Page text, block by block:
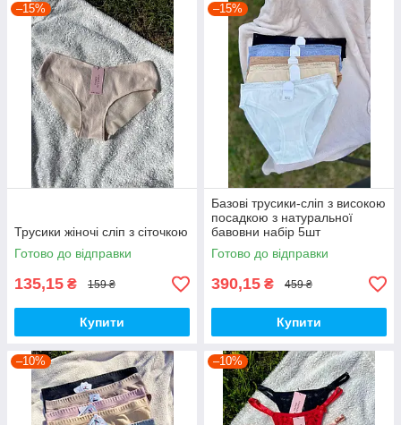
–15%
Трусики жіночі сліп з сіточкою
Готово до відправки
135,15 ₴ 159 ₴
Купити
–15%
Базові трусики-сліп з високою
посадкою з натуральної
бавовни набір 5шт
Готово до відправки
390,15 ₴ 459 ₴
Купити
–10% –10%